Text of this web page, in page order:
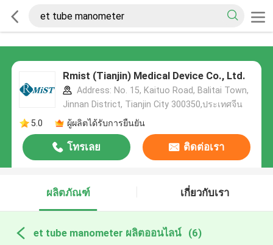
Rmist (Tianjin) Medical Device Co., Ltd.
Address: No. 15, Kaituo Road, Balitai Town,
Jinnan District, Tianjin City 300350,ประเทศจีน
5.0
ผู้ผลิตได้รับการยืนยัน
โทรเลย ติดต่อเรา
ผลิตภัณฑ์ เกี่ยวกับเรา
et tube manometer ผลิตออนไลน์ (6)